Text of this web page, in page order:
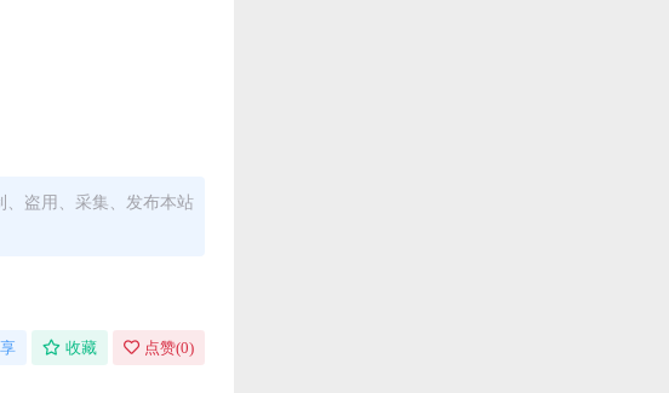
盗用、采集、发布本站
收藏 点赞(0)